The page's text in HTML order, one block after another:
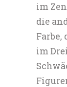
im
die
Farbe,
im